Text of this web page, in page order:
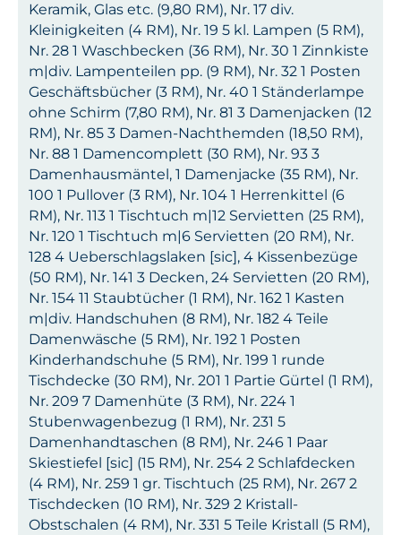
Keramik, Glas etc. (9,80 RM), Nr. 17 div.
Kleinigkeiten (4 RM), Nr. 19 5 kl. Lampen (5 RM),
Nr. 28 1 Waschbecken (36 RM), Nr. 30 1 Zinnkiste
m|div. Lampenteilen pp. (9 RM), Nr. 32 1 Posten
Geschäftsbücher (3 RM), Nr. 40 1 Ständerlampe
ohne Schirm (7,80 RM), Nr. 81 3 Damenjacken (12
RM), Nr. 85 3 Damen-Nachthemden (18,50 RM),
Nr. 88 1 Damencomplett (30 RM), Nr. 93 3
Damenhausmäntel, 1 Damenjacke (35 RM), Nr.
100 1 Pullover (3 RM), Nr. 104 1 Herrenkittel (6
RM), Nr. 113 1 Tischtuch m|12 Servietten (25 RM),
Nr. 120 1 Tischtuch m|6 Servietten (20 RM), Nr.
128 4 Ueberschlagslaken [sic], 4 Kissenbezüge
(50 RM), Nr. 141 3 Decken, 24 Servietten (20 RM),
Nr. 154 11 Staubtücher (1 RM), Nr. 162 1 Kasten
m|div. Handschuhen (8 RM), Nr. 182 4 Teile
Damenwäsche (5 RM), Nr. 192 1 Posten
Kinderhandschuhe (5 RM), Nr. 199 1 runde
Tischdecke (30 RM), Nr. 201 1 Partie Gürtel (1 RM),
Nr. 209 7 Damenhüte (3 RM), Nr. 224 1
Stubenwagenbezug (1 RM), Nr. 231 5
Damenhandtaschen (8 RM), Nr. 246 1 Paar
Skiestiefel [sic] (15 RM), Nr. 254 2 Schlafdecken
(4 RM), Nr. 259 1 gr. Tischtuch (25 RM), Nr. 267 2
Tischdecken (10 RM), Nr. 329 2 Kristall-
Obstschalen (4 RM), Nr. 331 5 Teile Kristall (5 RM),